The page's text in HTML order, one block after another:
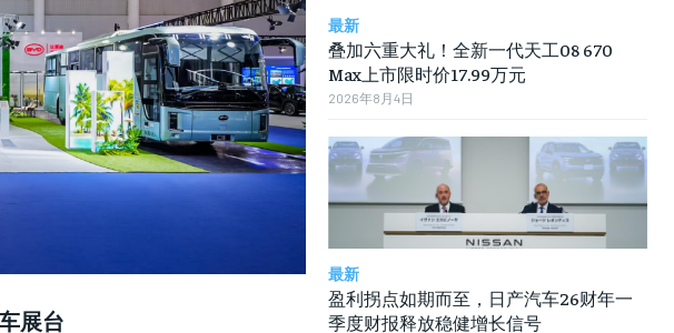
展台
最新
叠加六重大礼！全新一代天工08 670
Max上市限时价17.99万元
2026年8月4日
最新
盈利拐点如期而至，日产汽车26财年一
季度财报释放稳健增长信号